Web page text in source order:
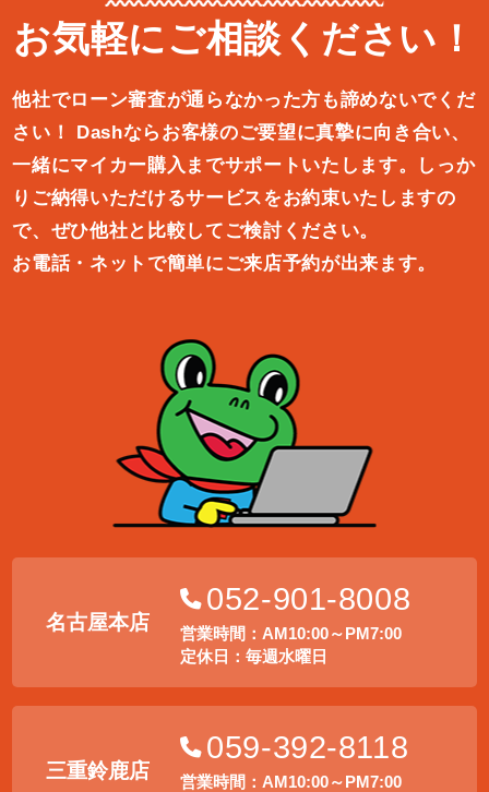
お気軽にご相談ください！
他社でローン審査が通らなかった方も諦めないでくだ
さい！
Dashならお客様のご要望に真摯に向き合い、
一緒にマイカー購入ま でサポートいたします。しっか
りご納得いただけるサービスをお約束いたしますの
で、ぜひ他社と比較してご検討ください。
お電話・ネットで簡単にご来店予約が出来ます。
名古屋本店
052-901-8008
営業時間：AM10:00～PM7:00
定休日：毎週水曜日
三重鈴鹿店
059-392-8118
営業時間：AM10:00～PM7:00